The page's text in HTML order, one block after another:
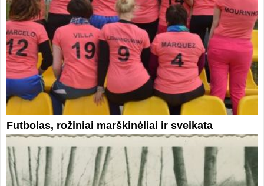
Futbolas, rožiniai marškinėliai ir sveikata